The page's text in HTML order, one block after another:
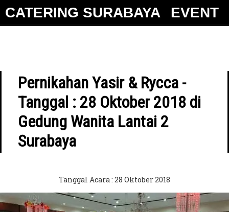
CATERING SURABAYA EVENT
Pernikahan Yasir & Rycca -
Tanggal : 28 Oktober 2018 di
Gedung Wanita Lantai 2
Surabaya
Tanggal Acara : 28 Oktober 2018